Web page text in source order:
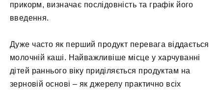
прикорм, визначає послідовність та графік його
введення.
Дуже часто як перший продукт перевага віддається
молочній каші. Найважливіше місце у харчуванні
дітей раннього віку приділяється продуктам на
зерновій основі – як джерелу практично всіх